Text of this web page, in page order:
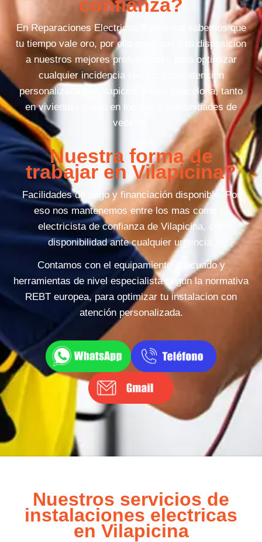
confianza?
En Reparaciones Electricas Barcelona sabemos que
tu tiempo vale oro, por ello ponemos a tu disposicion
a nuestros mejores profesionales para optimizar
cualquier incidencia electrica con atención
personalizada en Vilapicina y toda Barcelona, tanto
en viviendas como en locales o comunidades de
vecinos.
Nuestra forma de
trabajar en Vilapicina?
Facilidades de pago y financiación disponible. Por
eso nos mantenemos entre los mas como tu
electricista de confianza de Vilapicina, con
disponibilidad ante cualquier urgencia.
Contamos con el equipamiento adecuado y
herramientas de nivel especialista segun la normativa
REBT europea, para optimizar tu instalacion con
atención personalizada.
Nuestros servicios de
instalaciones electricas
en Vilapicina